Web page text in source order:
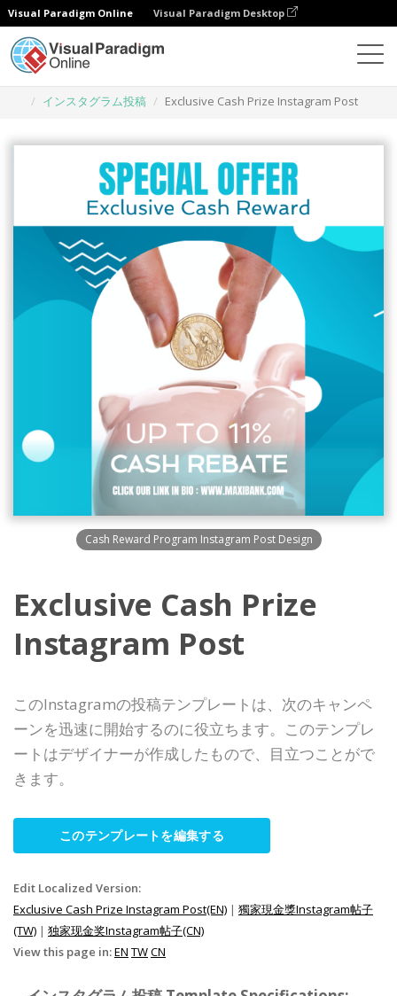
Visual Paradigm Online Visual Paradigm Desktop
インスタグラム投稿
Exclusive Cash Prize Instagram Post
Cash Reward Program Instagram Post Design
Exclusive Cash Prize
Instagram Post
このInstagramの投稿テンプレートは、次のキャンペ
ーンを迅速に開始するのに役立ちます。このテンプレ
ートはデザイナーが作成したもので、目立つことがで
きます。
このテンプレートを編集する
Edit Localized Version:
Exclusive Cash Prize Instagram Post(EN) | 獨家現金獎Instagram帖子
(TW) | 独家现金奖Instagram帖子(CN)
View this page in:EN TWCN